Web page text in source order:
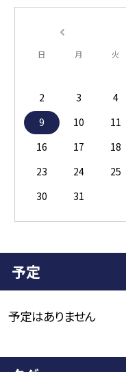
日 月 火
2
3 4
9
10 11
16
17 18
23
24 25
30
31
予定
予定はありません